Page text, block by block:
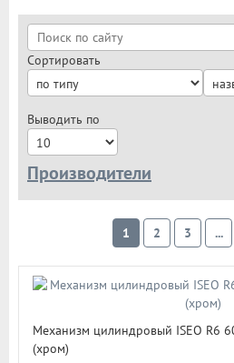
Сортировать
Выводить по
Производители
Apecs
Нора-М
Ajax
DAMX
Extreza Classic
1 2 3 ...
Механизм цилиндровый ISEO R6
(хром)